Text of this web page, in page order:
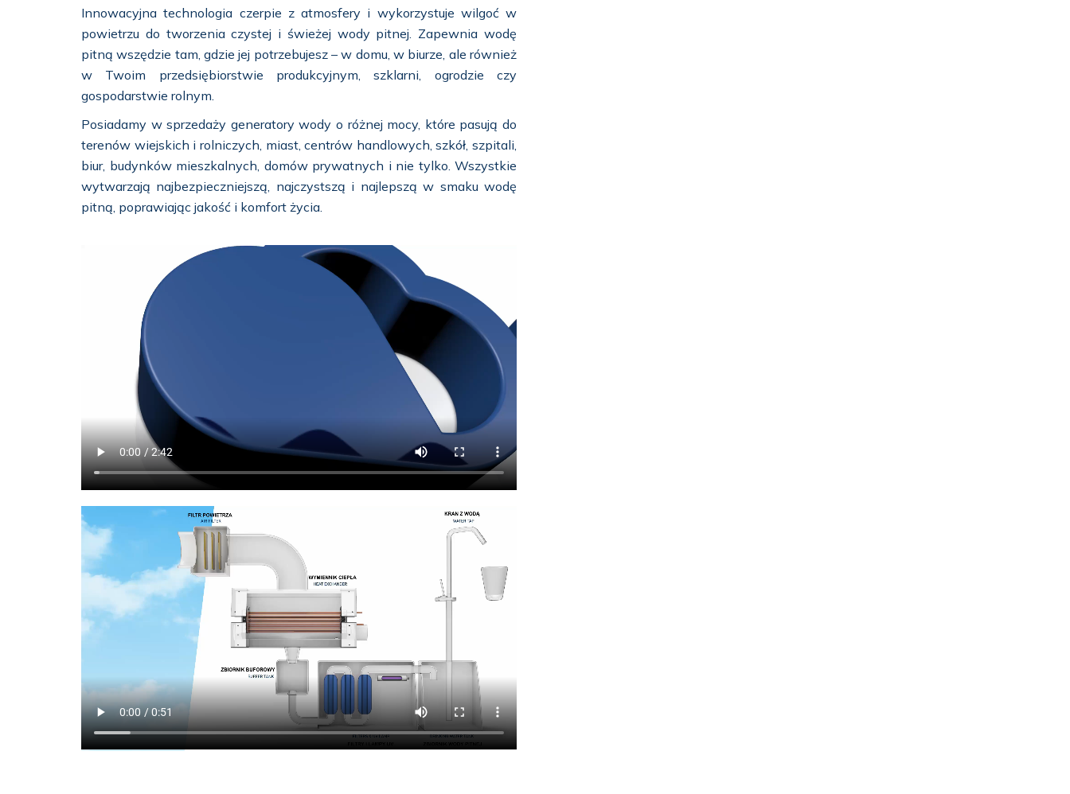
Innowacyjna technologia czerpie z atmosfery i wykorzystuje wilgoć w
powietrzu do tworzenia czystej i świeżej wody pitnej. Zapewnia wodę
pitną wszędzie tam, gdzie jej potrzebujesz – w domu, w biurze, ale również
w Twoim przedsiębiorstwie produkcyjnym, szklarni, ogrodzie czy
gospodarstwie rolnym.
Posiadamy w sprzedaży generatory wody o różnej mocy, które pasują do
terenów wiejskich i rolniczych, miast, centrów handlowych, szkół, szpitali,
biur, budynków mieszkalnych, domów prywatnych i nie tylko. Wszystkie
wytwarzają najbezpieczniejszą, najczystszą i najlepszą w smaku wodę
pitną, poprawiając jakość i komfort życia.